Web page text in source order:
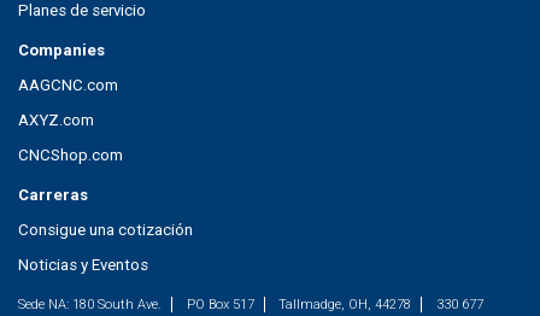
Planes de servicio
Companies
AAGCNC.com
AXYZ.com
CNCShop.com
Carreras
Consigue una cotización
Noticias y Eventos
Sede NA: 180 South Ave. PO Box 517 Tallmadge, OH, 44278 330 677